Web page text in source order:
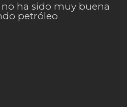
ha sido muy buena
petróleo